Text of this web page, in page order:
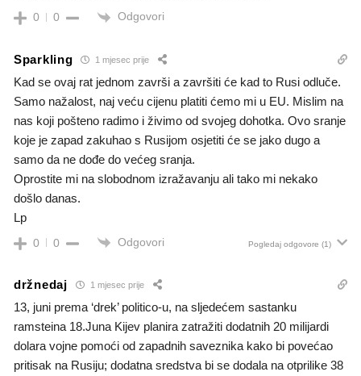
0 0 Odgovori
Sparkling 1 mjesec prije
Kad se ovaj rat jednom završi a završiti će kad to Rusi odluče.
Samo nažalost, naj veću cijenu platiti ćemo mi u EU. Mislim na
nas koji pošteno radimo i živimo od svojeg dohotka. Ovo sranje
koje je zapad zakuhao s Rusijom osjetiti će se jako dugo a
samo da ne dođe do većeg sranja.
Oprostite mi na slobodnom izražavanju ali tako mi nekako
došlo danas.
Lp
0 0 Odgovori Pogledaj odgovore (1)
držnedaj 1 mjesec prije
13, juni prema ‘drek’ politico-u, na sljedećem sastanku
ramsteina 18.Juna Kijev planira zatražiti dodatnih 20 milijardi
dolara vojne pomoći od zapadnih saveznika kako bi povećao
pritisak na Rusiju; dodatna sredstva bi se dodala na otprilike 38